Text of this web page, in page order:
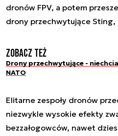
dronów FPV, a potem
drony przechwytujące Sting,
Zobacz też
Drony przechwytujące -
NATO
Elitarne zespoły dronów
niezwykle wysokie efekty
bezzałogowców, nawet